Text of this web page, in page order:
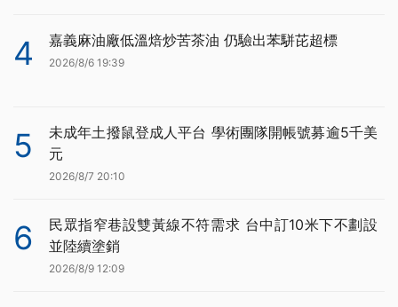
4 嘉義麻油廠低溫焙炒苦茶油 仍驗出苯駢芘超標
2026/8/6 19:39
5
未成年土撥鼠登成人平台 學術團隊開帳號募逾5千美
元
2026/8/7 20:10
6
民眾指窄巷設雙黃線不符需求 台中訂10米下不劃設
並陸續塗銷
2026/8/9 12:09